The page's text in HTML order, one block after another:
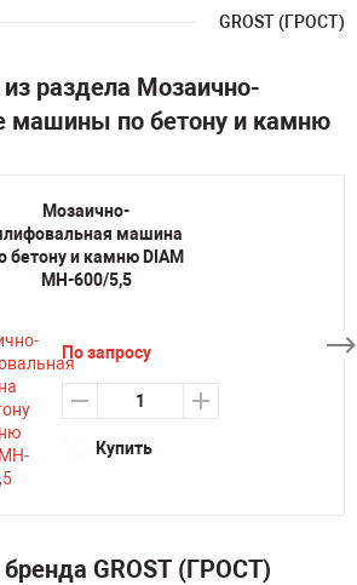
GROST (ГРОСТ)
раздела Мозаично-
машины по бетону и камню
Мозаично-
машина
бетону и камню DIAM
MH-600/5,5
По запросу
Купить
GROST (ГРОСТ)